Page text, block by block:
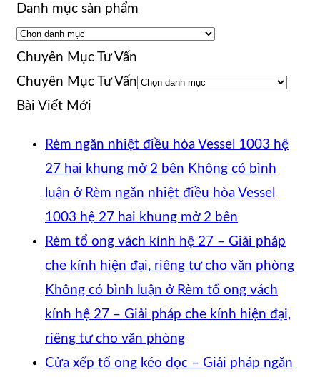
Danh mục sản phẩm
Chuyên Mục Tư Vấn
Chuyên Mục Tư Vấn
Bài Viết Mới
Rèm ngăn nhiệt điều hòa Vessel 1003 hệ
27 hai khung mở 2 bên Không có bình
luận ở Rèm ngăn nhiệt điều hòa Vessel
1003 hệ 27 hai khung mở 2 bên
Rèm tổ ong vách kính hệ 27 – Giải pháp
che kính hiện đại, riêng tư cho văn phòng
Không có bình luận ở Rèm tổ ong vách
kính hệ 27 – Giải pháp che kính hiện đại,
riêng tư cho văn phòng
Cửa xếp tổ ong kéo dọc – Giải pháp ngăn